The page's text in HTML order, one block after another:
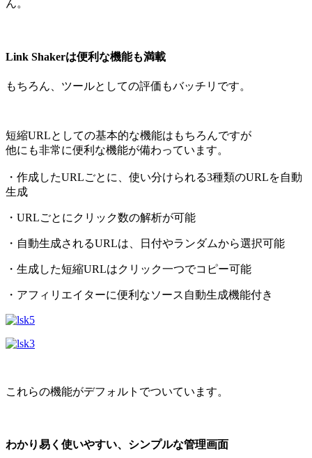
ん。
Link Shakerは便利な機能も満載
もちろん、ツールとしての評価もバッチリです。
短縮URLとしての基本的な機能はもちろんですが
他にも非常に便利な機能が備わっています。
・作成したURLごとに、使い分けられる3種類のURLを自動
生成
・URLごとにクリック数の解析が可能
・自動生成されるURLは、日付やランダムから選択可能
・生成した短縮URLはクリック一つでコピー可能
・アフィリエイターに便利なソース自動生成機能付き
これらの機能がデフォルトでついています。
わかり易く使いやすい、シンプルな管理画面